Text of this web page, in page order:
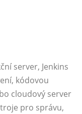
server, Jenkins
kódovou
cloudový server
pro správu,